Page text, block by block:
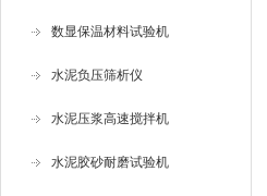
数显保温材料试验机
水泥负压筛析仪
水泥压浆高速搅拌机
水泥胶砂耐磨试验机